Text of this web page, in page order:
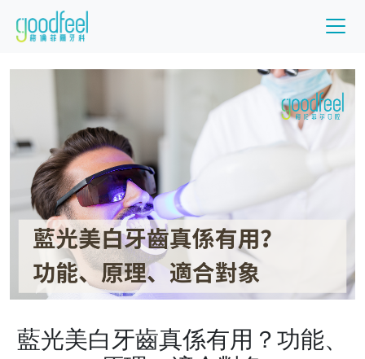
藍光美白牙齒真係有用？功能、